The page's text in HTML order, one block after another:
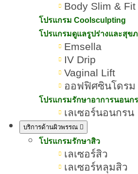
Body Slim & Fit
โปรแกรม Coolsculpting
โปรแกรมดูแลรูปร่างและสุข
Emsella
IV Drip
Vaginal Lift
ออฟฟิศซินโดรม
โปรแกรมรักษาอาการนอนก
เลเซอร์นอนกรน
บริการด้านผิวพรรณ
โปรแกรมรักษาสิว
เลเซอร์สิว
เลเซอร์หลุมสิว
เปรียบเทียบ
Emface เลือกยกก
ทีมผู้เชี่ยวชาญ ROMRAWIN
Ulthera Prime VS